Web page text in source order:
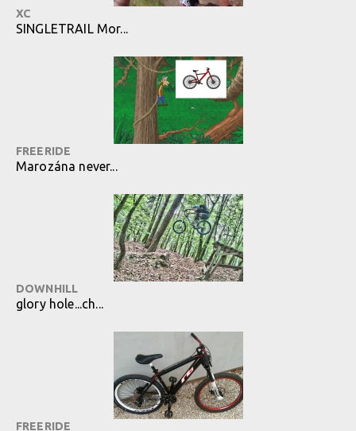
XC
SINGLETRAIL Mor...
FREERIDE
Marozána never...
DOWNHILL
glory hole...ch...
FREERIDE